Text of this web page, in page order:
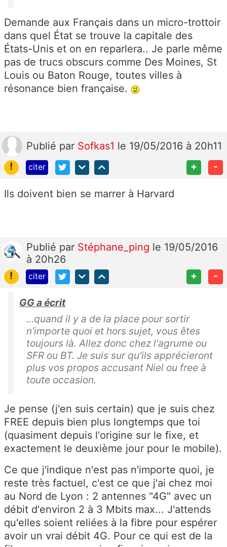
Demande aux Français dans un micro-trottoir
dans quel État se trouve la capitale des
États-Unis et on en reparlera.. Je parle même
pas de trucs obscurs comme Des Moines, St
Louis ou Baton Rouge, toutes villes à
résonance bien française.
Publié par Sofkas1 le 19/05/2016 à 20h11
!
citer + -
Ils doivent bien se marrer à Harvard
Publié par Stéphane_ping le 19/05/2016
à 20h26
!
citer + -
GG a écrit
...quand il y a de la place pour sortir
n'importe quoi et hors sujet, vous êtes
toujours là. Allez donc chez l'agrume ou
SFR ou BT. Je suis sur qu'ils apprécieront
plus vos propos accusant Niel ou free à
toute occasion.
Je pense (j'en suis certain) que je suis chez
FREE depuis bien plus longtemps que toi
(quasiment depuis l'origine sur le fixe, et
exactement le deuxième jour pour le mobile).
Ce que j'indique n'est pas n'importe quoi, je
reste très factuel, c'est ce que j'ai chez moi
au Nord de Lyon : 2 antennes "4G" avec un
débit d'environ 2 à 3 Mbits max... J'attends
qu'elles soient reliées à la fibre pour espérer
avoir un vrai débit 4G. Pour ce qui est de la